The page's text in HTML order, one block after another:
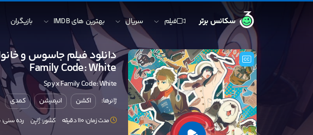
سکانس برتر فیلم سریال بهترین های IMDB بازیگران
Family Code: White
Spy x Family Code: White
ژانرها: اکشن انیمیشن کمدی
مدت زمان: 110 دقیقه کشور:ژاپن رده سنی: